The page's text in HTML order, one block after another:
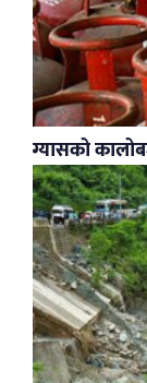
ग्यासको